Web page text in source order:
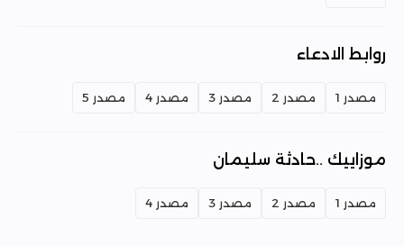
روابط الادعاء
مصدر 1 مصدر 2 مصدر 3 مصدر 4 مصدر 5
موزاييك ..حادثة سليمان
مصدر 1 مصدر 2 مصدر 3 مصدر 4